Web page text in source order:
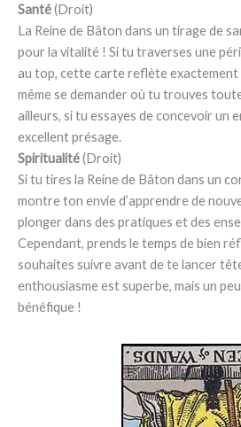
Santé(Droit)
La Reine de Bâton dans un tirage de
pour la vitalité ! Si tu traverses une
au top, cette carte reflète exactement
même se demander où tu trouves
ailleurs, si tu essayes de concevoir un
excellent présage.
Spiritualité(Droit)
Si tu tires la Reine de Bâton dans un
montre ton envie d’apprendre de
plonger dans des pratiques et des
Cependant, prends le temps de bien
souhaites suivre avant de te lancer
enthousiasme est superbe, mais un
bénéfique !